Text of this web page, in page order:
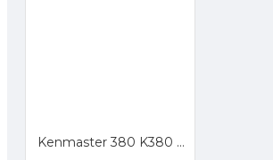
Kenmaster 380 K380 B380 Tool Box Toolbox Kotak Perkakas